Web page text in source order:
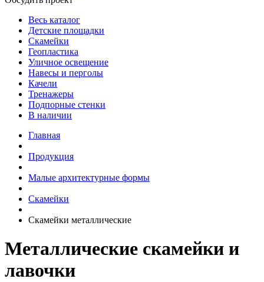
Весь каталог
Детские площадки
Скамейки
Геопластика
Уличное освещение
Навесы и перголы
Качели
Тренажеры
Подпорные стенки
В наличии
Главная
Продукция
Малые архитектурные формы
Скамейки
Скамейки металлические
Металлические скамейки и
лавочки